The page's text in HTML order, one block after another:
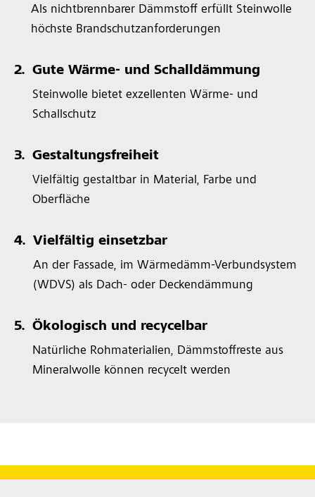
Als nichtbrennbarer Dämmstoff erfüllt Steinwolle
höchste Brandschutzanforderungen
2. Gute Wärme- und Schalldämmung
Steinwolle bietet exzellenten Wärme- und
Schallschutz
3. Gestaltungsfreiheit
Vielfältig gestaltbar in Material, Farbe und
Oberfläche
4. Vielfältig einsetzbar
An der Fassade, im Wärmedämm-Verbundsystem
(WDVS) als Dach- oder Deckendämmung
5. Ökologisch und recycelbar
Natürliche Rohmaterialien, Dämmstoffreste aus
Mineralwolle können recycelt werden